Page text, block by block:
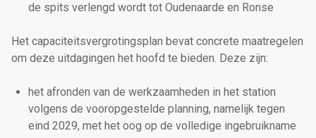
de spits verlengd wordt tot Oudenaarde en Ronse
Het capaciteitsvergrotingsplan bevat concrete maatregelen
om deze uitdagingen het hoofd te bieden. Deze zijn:
het afronden van de werkzaamheden in het station
volgens de vooropgestelde planning, namelijk tegen
eind 2029, met het oog op de volledige ingebruikname